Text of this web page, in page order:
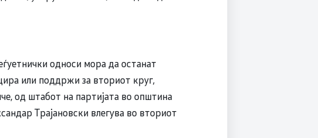
односи мора да останат
или поддржи за вториот круг,
од штабот на партијата во општина
Трајановски влегува во вториот